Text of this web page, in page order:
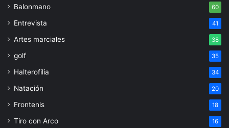
Balonmano 60
Entrevista 41
Artes marciales 38
golf 35
Halterofilia 34
Natación 20
Frontenis 18
Tiro con Arco 16